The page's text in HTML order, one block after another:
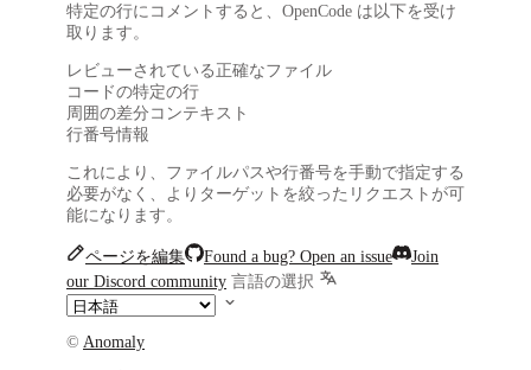
特定の行にコメントすると、OpenCode は以下を受け
取ります。
レビューされている正確なファイル
コードの特定の行
周囲の差分コンテキスト
行番号情報
これにより、ファイルパスや行番号を手動で指定する
必要がなく、よりターゲットを絞ったリクエストが可
能になります。
ページを編集 Found a bug? Open an issue
Join
our Discord community 言語の選択
© Anomaly